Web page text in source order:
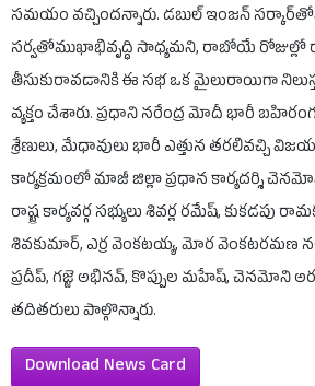
సమయం వచ్చిందన్నారు. డబుల్ ఇంజన్
సర్వతోముఖాభివృద్ధి సాధ్యమని, రాబోయే రోజుల్లో
తీసుకురావడానికి ఈ సభ ఒక మైలురాయిగా
వ్యక్తం చేశారు. ప్రధాని నరేంద్ర మోదీ భారీ బహిరంగ
శ్రేణులు, మేధావులు భారీ ఎత్తున తరలివచ్చి
కార్యక్రమంలో మాజీ జిల్లా ప్రధాన కార్యదర్శి
రాష్ట్ర కార్యవర్గ సభ్యులు శివర్ల రమేష్, కుకడపు
శివకుమార్, ఎర్ర వెంకటయ్య, మోర వెంకటరమణ
ప్రదీప్, గజ్జె అభినవ్, కొప్పుల మహేష్, చెనమోని
తదితరులు పాల్గొన్నారు.
Download News Card